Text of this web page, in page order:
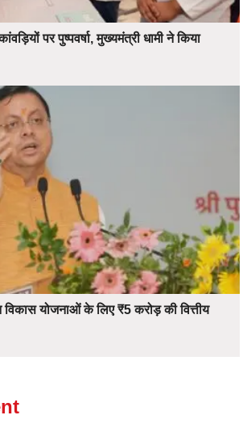
पर पुष्पवर्षा, मुख्यमंत्री धामी ने किया
विकास योजनाओं के लिए ₹5 करोड़ की वित्तीय